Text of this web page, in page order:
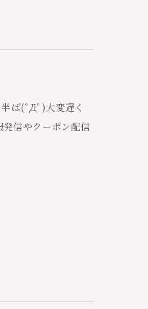
ば(ﾟДﾟ)大変遅く
信やクーポン配信